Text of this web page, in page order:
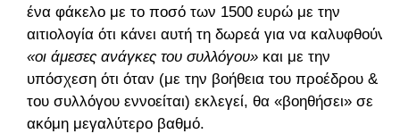
ένα φάκελο με το ποσό των 1500 ευρώ με την
αιτιολογία ότι κάνει αυτή τη δωρεά για να καλυφθούν
«οι άμεσες ανάγκες του συλλόγου» και με την
υπόσχεση ότι όταν (με την βοήθεια του προέδρου &
του συλλόγου εννοείται) εκλεγεί, θα «βοηθήσει» σε
ακόμη μεγαλύτερο βαθμό.